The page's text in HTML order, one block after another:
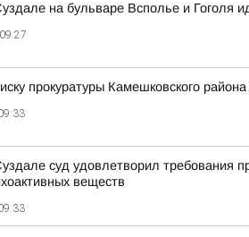
на бульваре Всполье и Гоголя
09:27
прокуратуры Камешковского
суд удовлетворил требования
веществ